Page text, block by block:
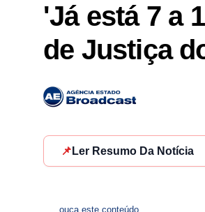
'Já está 7 a
de Justiça
📌 Ler Resumo Da Notícia
ouça este conteúdo